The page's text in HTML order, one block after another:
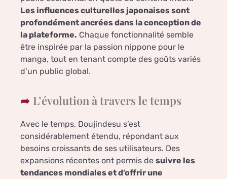
Les influences culturelles japonaises sont
profondément ancrées dans la conception de
la plateforme. Chaque fonctionnalité semble
être inspirée par la passion nippone pour le
manga, tout en tenant compte des goûts variés
d’un public global.
L’évolution à travers le temps
Avec le temps, Doujindesu s’est
considérablement étendu, répondant aux
besoins croissants de ses utilisateurs. Des
expansions récentes ont permis de suivre les
tendances mondiales et d’offrir une